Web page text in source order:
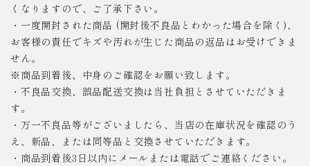
くなりますので、ご了承下さい。
・一度開封された商品 (開封後不良品とわかった場合を除く)、
お客様の責任でキズや汚れが生じた商品の返品はお受けできま
せん。
※商品到着後、中身のご確認をお願い致します。
・不良品交換、誤品配送交換は当社負担とさせていただきま
す。
・万一不良品等がございましたら、当店の在庫状況を確認のう
え、新品、または同等品と交換させていただきます。
・商品到着後3日以内にメールまたは電話でご連絡ください。